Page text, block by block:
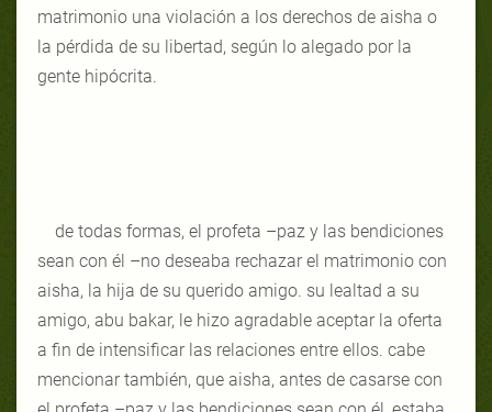
matrimonio una violación a los derechos de aisha o
la pérdida de su libertad, según lo alegado por la
gente hipócrita.
de todas formas, el profeta –paz y las bendiciones
sean con él –no deseaba rechazar el matrimonio con
aisha, la hija de su querido amigo. su lealtad a su
amigo, abu bakar, le hizo agradable aceptar la oferta
a fin de intensificar las relaciones entre ellos. cabe
mencionar también, que aisha, antes de casarse con